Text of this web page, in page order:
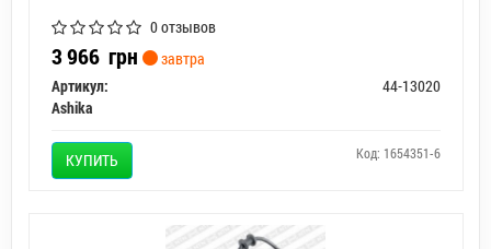
0 отзывов
3 966 грн
завтра
Артикул:
44-13020
Ashika
КУПИТЬ Код: 1654351-6